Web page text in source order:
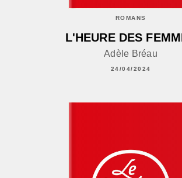
ROMANS
L'HEURE DES
Adèle Bréau
24/04/2024